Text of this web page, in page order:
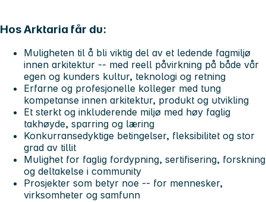
Hos Arktaria får du:
Muligheten til å bli viktig del av et ledende fagmiljø
innen arkitektur -- med reell påvirkning på både vår
egen og kunders kultur, teknologi og retning
Erfarne og profesjonelle kolleger med tung
kompetanse innen arkitektur, produkt og utvikling
Et sterkt og inkluderende miljø med høy faglig
takhøyde, sparring og læring
Konkurransedyktige betingelser, fleksibilitet og stor
grad av tillit
Mulighet for faglig fordypning, sertifisering, forskning
og deltakelse i community
Prosjekter som betyr noe -- for mennesker,
virksomheter og samfunn